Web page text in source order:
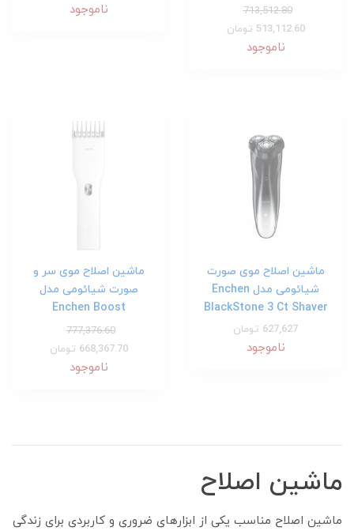
713,512.80
513,112.60 تومان
ناموجود
ناموجود
ماشین اصلاح موی صورت
شیائومی مدل Enchen
BlackStone 3 Ct Shaver
627,627 تومان
ناموجود
ماشین اصلاح موی سر و
صورت شیائومی مدل
Enchen Boost
777,376.60
668,367.70 تومان
ناموجود
ماشین اصلاح
ماشین اصلاح مناسب یکی از ابزارهای ضروری و کاربردی برای زندگی